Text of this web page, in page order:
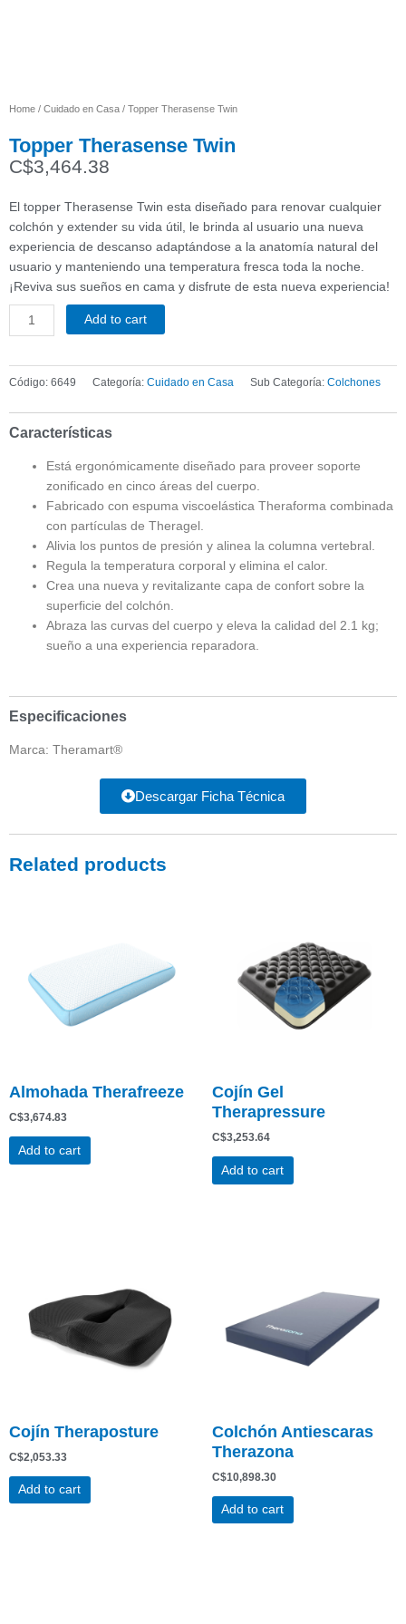
Home / Cuidado en Casa / Topper Therasense Twin
Topper Therasense Twin
C$3,464.38
El topper Therasense Twin esta diseñado para renovar cualquier
colchón y extender su vida útil, le brinda al usuario una nueva
experiencia de descanso adaptándose a la anatomía natural del
usuario y manteniendo una temperatura fresca toda la noche.
¡Reviva sus sueños en cama y disfrute de esta nueva experiencia!
Topper
Twin
quantity
Add to cart
Código: 6649 Categoría: Cuidado en Casa Sub Categoría: Colchones
Características
Está ergonómicamente diseñado para proveer soporte
zonificado en cinco áreas del cuerpo.
Fabricado con espuma viscoelástica Theraforma combinada
con partículas de Theragel.
Alivia los puntos de presión y alinea la columna vertebral.
Regula la temperatura corporal y elimina el calor.
Crea una nueva y revitalizante capa de confort sobre la
superficie del colchón.
Abraza las curvas del cuerpo y eleva la calidad del 2.1 kg;
sueño a una experiencia reparadora.
Especificaciones
Marca: Theramart®
Descargar Ficha Técnica
Related products
Almohada Therafreeze
C$3,674.83
Add to cart
Cojín Gel
Therapressure
C$3,253.64
Add to cart
Cojín Theraposture
C$2,053.33
Add to cart
Colchón Antiescaras
Therazona
C$10,898.30
Add to cart